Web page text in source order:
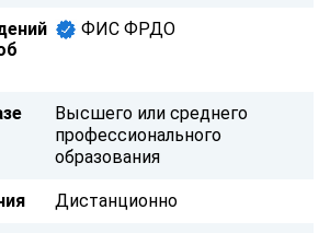
ФИС ФРДО
Высшего или среднего
профессионального
образования
Дистанционно